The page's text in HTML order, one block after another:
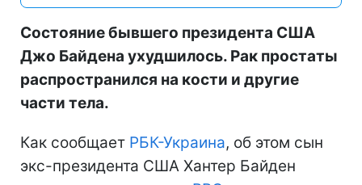
Состояние бывшего президента США
Джо Байдена ухудшилось. Рак простаты
распространился на кости и другие
части тела.
Как сообщает РБК-Украина, об этом сын
экс-президента США Хантер Байден